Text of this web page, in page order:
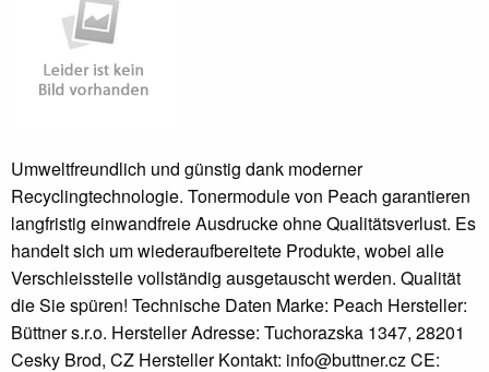
Umweltfreundlich und günstig dank moderner
Recyclingtechnologie. Tonermodule von Peach garantieren
langfristig einwandfreie Ausdrucke ohne Qualitätsverlust. Es
handelt sich um wiederaufbereitete Produkte, wobei alle
Verschleissteile vollständig ausgetauscht werden. Qualität
die Sie spüren! Technische Daten Marke: Peach Hersteller:
Büttner s.r.o. Hersteller Adresse: Tuchorazska 1347, 28201
Cesky Brod, CZ Hersteller Kontakt: info@buttner.cz CE: